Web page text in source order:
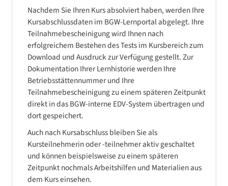
Nachdem Sie Ihren Kurs absolviert haben, werden Ihre
Kursabschlussdaten im BGW-Lernportal abgelegt. Ihre
Teilnahmebescheinigung wird Ihnen nach
erfolgreichem Bestehen des Tests im Kursbereich zum
Download und Ausdruck zur Verfügung gestellt. Zur
Dokumentation Ihrer Lernhistorie werden Ihre
Betriebsstättennummer und Ihre
Teilnahmebescheinigung zu einem späteren Zeitpunkt
direkt in das BGW-interne EDV-System übertragen und
dort gespeichert.
Auch nach Kursabschluss bleiben Sie als
Kursteilnehmerin oder -teilnehmer aktiv geschaltet
und können beispielsweise zu einem späteren
Zeitpunkt nochmals Arbeitshilfen und Materialien aus
dem Kurs einsehen.